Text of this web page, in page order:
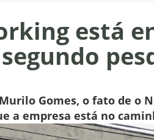
está
Murilo Gomes, o fato de
a empresa está no